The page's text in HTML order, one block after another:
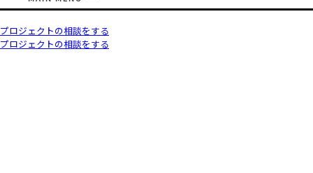
プロジェクトの相談をする
プロジェクトの相談をする